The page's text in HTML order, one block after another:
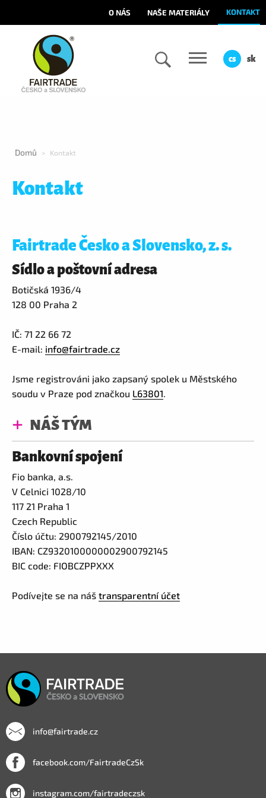
O NÁS NAŠE MATERIÁLY KONTAKT
cs sk
Domů > Kontakt
Kontakt
Fairtrade Česko a Slovensko, z. s.
Sídlo a poštovní adresa
Botičská 1936/4
128 00 Praha 2
IČ: 71 22 66 72
E-mail: info@fairtrade.cz
Jsme registrováni jako zapsaný spolek u Městského
soudu v Praze pod značkou L63801.
NÁŠ TÝM
Bankovní spojení
Fio banka, a.s.
V Celnici 1028/10
117 21 Praha 1
Czech Republic
Číslo účtu: 2900792145/2010
IBAN: CZ9320100000002900792145
BIC code: FIOBCZPPXXX
Podívejte se na náš transparentní účet
info@fairtrade.cz
facebook.com/FairtradeCzSk
instagram.com/fairtradeczsk